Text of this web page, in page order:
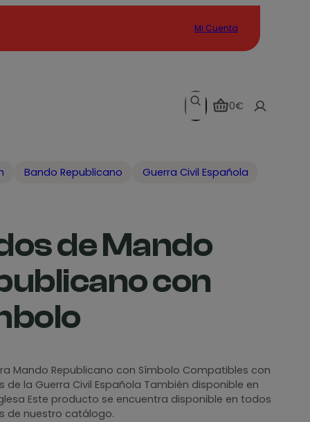
Mi Cuenta
Search
0€
Bando Republicano Guerra Civil Española
de Mando
con
Mando Republicano con Símbolo Compatibles con
de la Guerra Civil Española También disponible en
Este producto se encuentra disponible en todos
de nuestro catálogo.